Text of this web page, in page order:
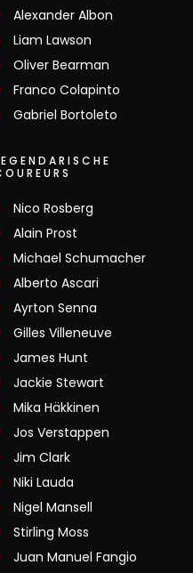
Alexander Albon
Liam Lawson
Oliver Bearman
Franco Colapinto
Gabriel Bortoleto
Nico Rosberg
Alain Prost
Michael Schumacher
Alberto Ascari
Ayrton Senna
Gilles Villeneuve
James Hunt
Jackie Stewart
Mika Häkkinen
Jos Verstappen
Jim Clark
Niki Lauda
Nigel Mansell
Stirling Moss
Juan Manuel Fangio